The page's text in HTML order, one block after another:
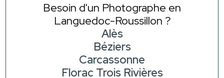
Besoin d'un Photographe en
Languedoc-Roussillon ?
Alès
Béziers
Carcassonne
Florac Trois Rivières